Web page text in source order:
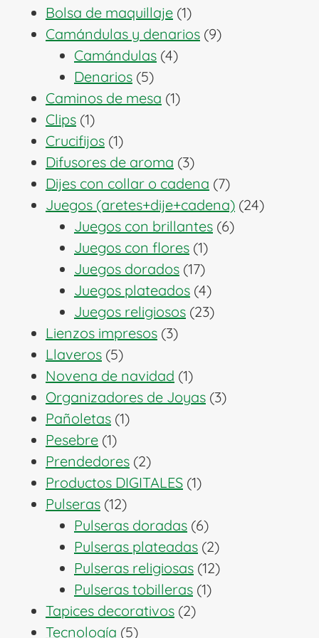
Bolsa de maquillaje 11
producto
Camándulas y denarios 99
Camándulas 44
Denarios 55
productos
Caminos de mesa 11
Clips 11
producto
Crucifijos 11
producto
Difusores de aroma 33
productos
Dijes con collar o cadena 77
productos
Juegos (aretes+dije+cadena) 2424
Juegos con brillantes 66
Juegos con flores 11
producto
Juegos dorados 1717
productos
Juegos plateados 44
productos
Juegos religiosos 2323
Lienzos impresos 33
Llaveros 55
productos
Novena de navidad 11
producto
Organizadores de Joyas 33
Pañoletas 11
Pesebre 11
producto
Prendedores 22
productos
Productos DIGITALES 11
Pulseras 1212
productos
Pulseras doradas 66
productos
Pulseras plateadas 22
productos
Pulseras religiosas 1212
Pulseras tobilleras 11
Tapices decorativos 22
Tecnología 55